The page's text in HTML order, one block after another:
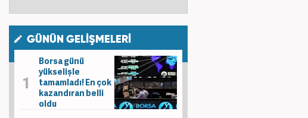
GÜNÜN GELİŞMELERİ
Borsa günü
yükselişle
tamamladı! En çok
kazandıran belli
oldu